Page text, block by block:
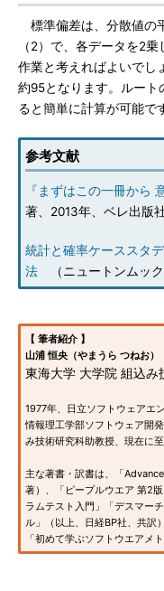
標準偏差は、分散値の
（2）で、各データを2
作業と考えればよいでし
約95となります。ルート
ると簡単に計算が可能で
参考文献
『まずはこの一冊から
著、2013年、ベレ出版社
統計と確率ケーススタ
法 （ニュートンムック
【 筆者紹介 】
山浦 恒央（やまうら つねお）
東海大学 大学院 組込み
1977年、日立ソフトウェアエ
情報理工学部ソフトウェア開
み技術研究科助教授、現在に至
主な著書・訳書は、「
著）、「ピープルウエア 第2
ラムテスト入門」「デスマー
ル」（以上、日経BP社、共訳
「初めて学ぶソフトウエアメ